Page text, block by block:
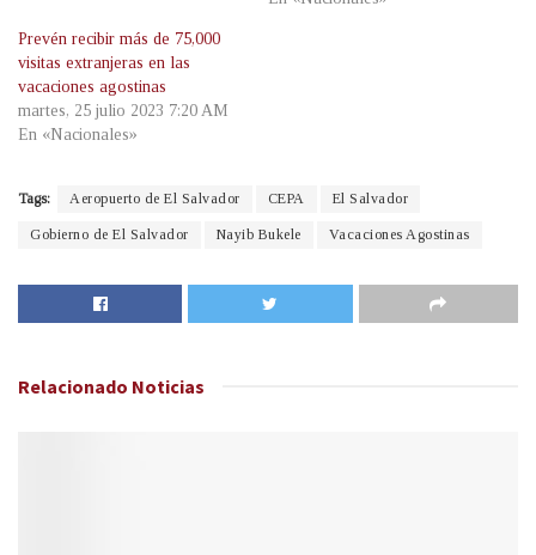
Prevén recibir más de 75,000
visitas extranjeras en las
vacaciones agostinas
martes, 25 julio 2023 7:20 AM
En «Nacionales»
Tags: Aeropuerto de El Salvador CEPA El Salvador
Gobierno de El Salvador Nayib Bukele Vacaciones Agostinas
Relacionado Noticias